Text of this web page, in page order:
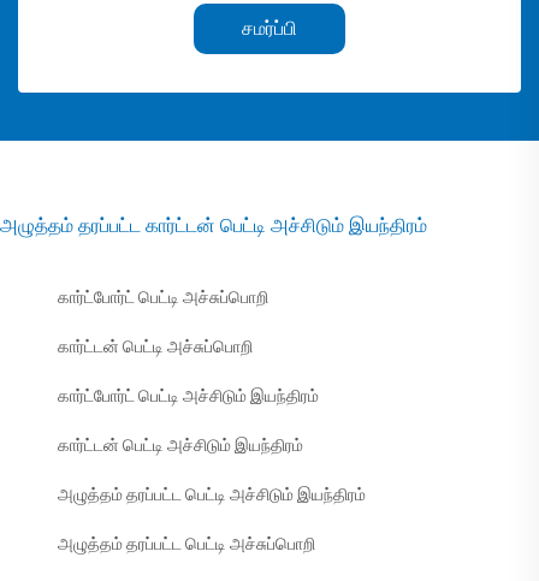
சமர்ப்பி
அழுத்தம் தரப்பட்ட கார்ட்டன் பெட்டி அச்சிடும் இயந்திரம்
கார்ட்போர்ட் பெட்டி அச்சுப்பொறி
கார்ட்டன் பெட்டி அச்சுப்பொறி
கார்ட்போர்ட் பெட்டி அச்சிடும் இயந்திரம்
கார்ட்டன் பெட்டி அச்சிடும் இயந்திரம்
அழுத்தம் தரப்பட்ட பெட்டி அச்சிடும் இயந்திரம்
அழுத்தம் தரப்பட்ட பெட்டி அச்சுப்பொறி